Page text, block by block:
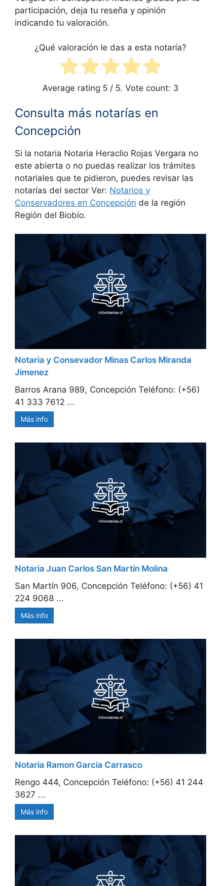
participación, deja tu reseña y opinión
indicando tu valoración.
¿Qué valoración le das a esta notaría?
Average rating 5 / 5. Vote count: 3
Consulta más notarías en
Concepción
Si la notaria Notaria Heraclio Rojas Vergara no
este abierta o no puedas realizar los trámites
notariales que te pidieron, puedes revisar las
notarías del sector Ver: Notarios y
Conservadores en Concepción de la región
Región del Biobío.
Notaria y Consevador Minas Carlos Miranda
Jimenez
Barros Arana 989, Concepción Teléfono: (+56)
41 333 7612 ...
Más info
Notaria Juan Carlos San Martín Molina
San Martín 906, Concepción Teléfono: (+56) 41
224 9068 ...
Más info
Notaria Ramon Garcia Carrasco
Rengo 444, Concepción Teléfono: (+56) 41 244
3627 ...
Más info